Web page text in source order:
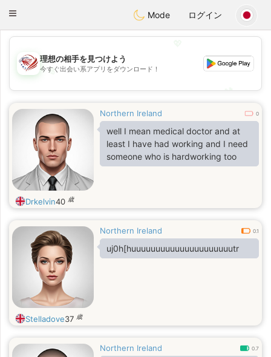
StatesDating
Toggle
Mode ログイン
💖
💕
理想の相手を見つけよう
今すぐ出会い系アプリをダウンロード！
Northern Ireland 0
well I mean medical doctor and at
least I have had working and I need
someone who is hardworking too
Drkelvin40 歳
Northern Ireland 0.1
uj0h[huuuuuuuuuuuuuuuuuuuuutr
Stelladove37 歳
Northern Ireland 0.7